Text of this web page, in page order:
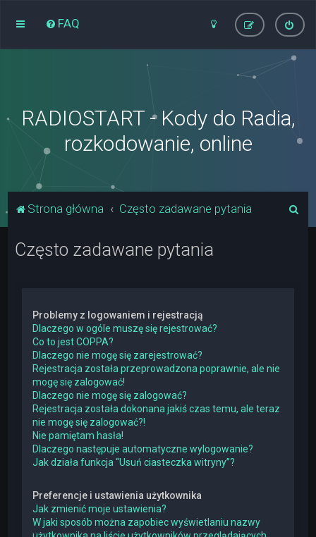
FAQ
RADIOSTART - Kody do Radia,
rozkodowanie, online
Strona główna Często zadawane pytania
Często zadawane pytania
Problemy z logowaniem i rejestracją
Dlaczego w ogóle muszę się rejestrować?
Co to jest COPPA?
Dlaczego nie mogę się zarejestrować?
Rejestracja została przeprowadzona poprawnie, ale nie
mogę się zalogować!
Dlaczego nie mogę się zalogować?
Rejestracja została dokonana jakiś czas temu, ale teraz
nie mogę się zalogować?!
Nie pamiętam hasła!
Dlaczego następuje automatyczne wylogowanie?
Jak działa funkcja “Usuń ciasteczka witryny”?
Preferencje i ustawienia użytkownika
Jak zmienić moje ustawienia?
W jaki sposób można zapobiec wyświetlaniu nazwy